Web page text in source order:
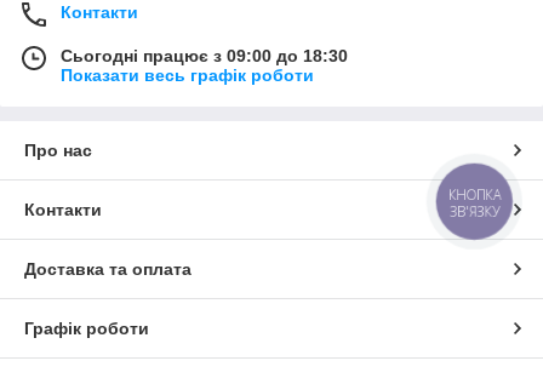
Контакти
Сьогодні працює з 09:00 до 18:30
Показати весь графік роботи
Про нас
Контакти
Доставка та оплата
Графік роботи
КНОПКА
ЗВ'ЯЗКУ